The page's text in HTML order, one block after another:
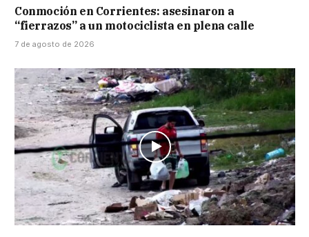
Conmoción en Corrientes: asesinaron a
“fierrazos” a un motociclista en plena calle
7 de agosto de 2026